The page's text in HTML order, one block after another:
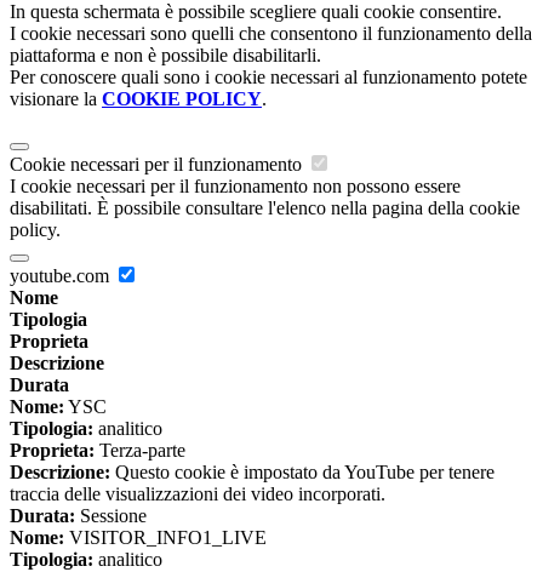
In questa schermata è possibile scegliere quali cookie consentire.
I cookie necessari sono quelli che consentono il funzionamento della
piattaforma e non è possibile disabilitarli.
Per conoscere quali sono i cookie necessari al funzionamento potete
visionare la COOKIE POLICY.
Cookie necessari per il funzionamento
I cookie necessari per il funzionamento non possono essere
disabilitati. È possibile consultare l'elenco nella pagina della cookie
policy.
youtube.com
Nome
Tipologia
Proprieta
Descrizione
Durata
Nome: YSC
Tipologia: analitico
Proprieta: Terza-parte
Descrizione: Questo cookie è impostato da YouTube per tenere
traccia delle visualizzazioni dei video incorporati.
Durata: Sessione
Nome: VISITOR_INFO1_LIVE
Tipologia: analitico